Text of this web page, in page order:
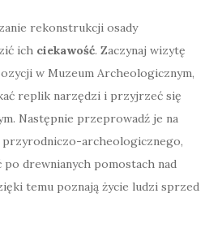
rekonstrukcji osady
ich ciekawość. Zaczynaj wizytę
w Muzeum Archeologicznym,
replik narzędzi i przyjrzeć się
Następnie przeprowadź je na
archeologicznego,
drewnianych pomostach nad
temu poznają życie ludzi sprzed